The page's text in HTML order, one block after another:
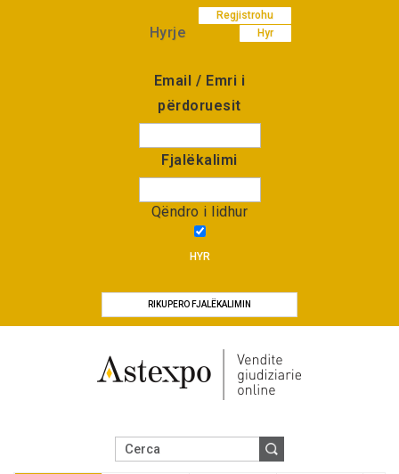
Regjistrohu
Hyr
Hyrje
Email / Emri i
përdoruesit
Fjalëkalimi
Qëndro i lidhur
HYR
RIKUPERO FJALËKALIMIN